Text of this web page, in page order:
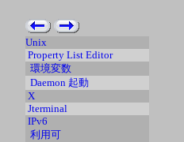
Unix
Property List Editor
環境変数
Daemon 起動
X
Jterminal
IPv6
利用可